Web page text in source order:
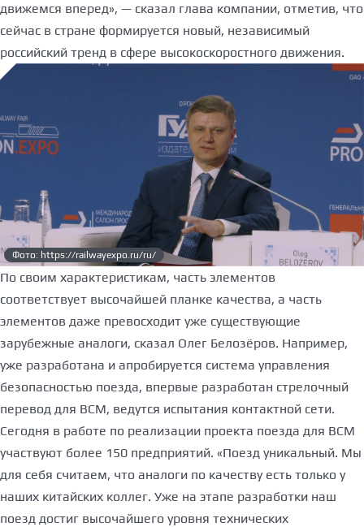
движемся вперед», — сказал глава компании, отметив, что
сейчас в стране формируется новый, независимый
российский тренд в сфере высокоскоростного движения.
Фото: https://railwayexpo.ru/ru/
По своим характеристикам, часть элементов
соответствует высочайшей планке качества, а часть
элементов даже превосходит уже существующие
зарубежные аналоги, сказал Олег Белозёров. Например,
уже разработана и апробируется система управления
безопасностью поезда, впервые разработан стрелочный
перевод для ВСМ, ведутся испытания контактной сети.
Сегодня в работе по реализации проекта поезда для ВСМ
участвуют более 150 предприятий. «Поезд уникальный. Мы
для себя считаем, что аналоги по качеству есть только у
наших китайских коллег. Уже на этапе разработки наш
поезд достиг высочайшего уровня технических